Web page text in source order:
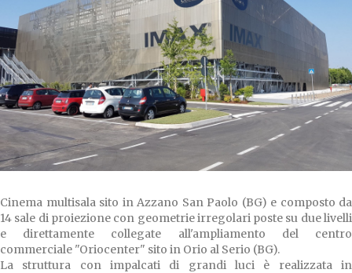
Cinema multisala sito in Azzano San Paolo (BG) e composto da
14 sale di proiezione con geometrie irregolari poste su due livelli
e direttamente collegate all'ampliamento del centro
commerciale "Oriocenter" sito in Orio al Serio (BG).
La struttura con impalcati di grandi luci è realizzata in